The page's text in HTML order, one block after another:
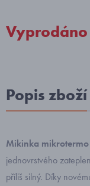
Vyprodáno
Popis zboží
Mikinka
jednovrstvého
příliš silný. Díky